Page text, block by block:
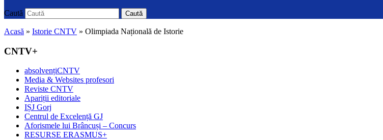
Caută Caută
Acasă » Istorie CNTV » Olimpiada Națională de Istorie
CNTV+
absolvențiCNTV
Media & Websites profesori
Reviste CNTV
Apariții editoriale
IȘJ Gorj
Centrul de Excelență GJ
Aforismele lui Brâncuși – Concurs
RESURSE ERASMUS+